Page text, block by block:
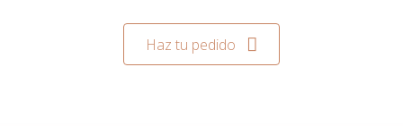
Haz tu pedido